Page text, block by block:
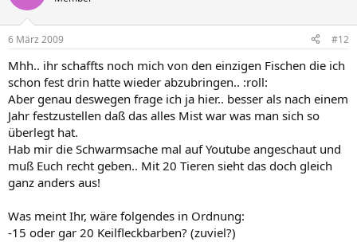
6 März 2009 #12
Mhh.. ihr schaffts noch mich von den einzigen Fischen die ich
schon fest drin hatte wieder abzubringen.. :roll:
Aber genau deswegen frage ich ja hier.. besser als nach einem
Jahr festzustellen daß das alles Mist war was man sich so
überlegt hat.
Hab mir die Schwarmsache mal auf Youtube angeschaut und
muß Euch recht geben.. Mit 20 Tieren sieht das doch gleich
ganz anders aus!
Was meint Ihr, wäre folgendes in Ordnung:
-15 oder gar 20 Keilfleckbarben? (zuviel?)